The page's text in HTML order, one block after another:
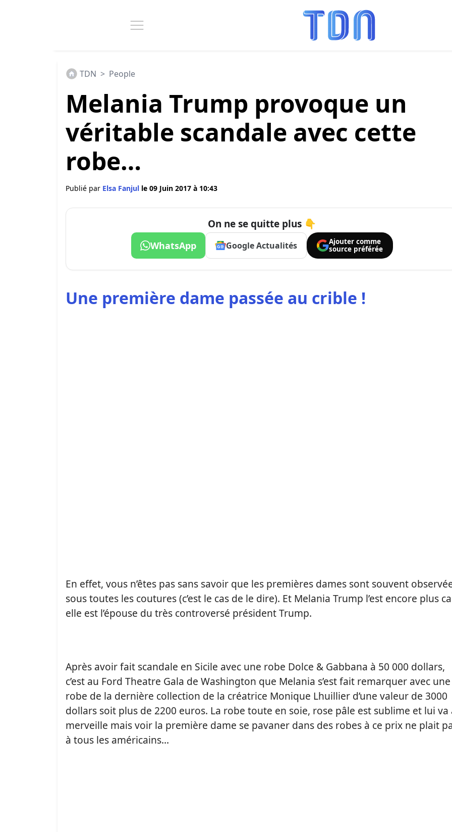
TDN > People
Melania Trump provoque un
véritable scandale avec cette
robe…
Publié par Elsa Fanjul le 09 Juin 2017 à 10:43
On ne se quitte plus 👇
WhatsApp Google Actualités
Ajouter comme
source préférée
Une première dame passée au crible !
En effet, vous n’êtes pas sans savoir que les premières dames sont souvent
sous toutes les coutures (c’est le cas de le dire). Et Melania Trump l’est encore plus
elle est l’épouse du très controversé président Trump.
Après avoir fait scandale en Sicile avec une robe Dolce & Gabbana à 50 000 dollars,
c’est au Ford Theatre Gala de Washington que Melania s’est fait remarquer avec une
robe de la dernière collection de la créatrice Monique Lhuillier d’une valeur de 3000
dollars soit plus de 2200 euros. La robe toute en soie, rose pâle est sublime et lui va
merveille mais voir la première dame se pavaner dans des robes à ce prix ne plait
à tous les américains…